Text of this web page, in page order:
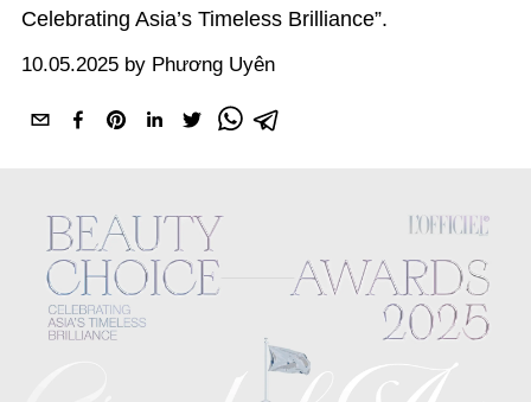
Celebrating Asia’s Timeless Brilliance”.
10.05.2025 by Phương Uyên